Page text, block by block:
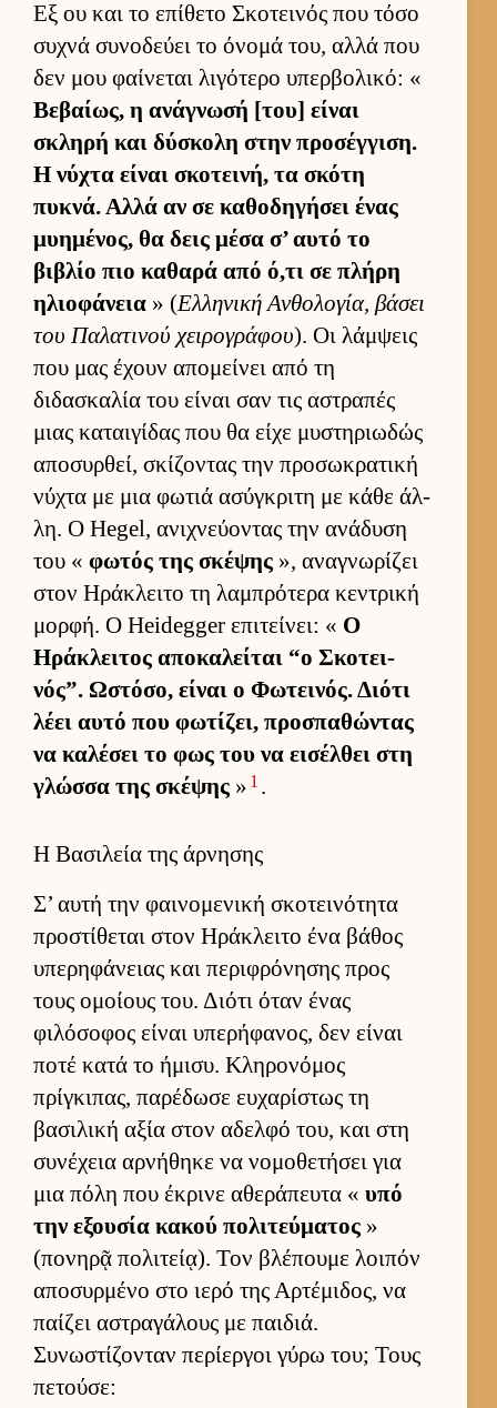
Εξ ου και το επίθετο Σκοτει­νός που τόσο
συχνά συνοδεύει το όνομά του, αλλά που
δεν μου φαί­νεται λιγότερο υπερ­βολικό: «
Βεβαί­ως, η ανάγνωσή [του] εί­ναι
σκληρή και δύσκολη στην προσέγ­γιση.
Η νύχτα εί­ναι σκοτει­νή, τα σκότη
πυκνά. Αλλά αν σε καθοδηγήσει ένας
μυημένος, θα δεις μέσα σ’ αυτό το
βιβλίο πιο καθαρά από ό,τι σε πλήρη
ηλιο­φάνεια » (Ελ­ληνική Αν­θολογία, βάσει
του Παλατινού χει­ρογράφου). Οι λάμ­ψεις
που μας έχουν απομεί­νει από τη
διδασκαλία του εί­ναι σαν τις αστραπές
μιας καται­γίδας που θα είχε μυστηριω­δώς
αποσυρ­θεί, σκίζοντας την προσωκρατική
νύχτα με μια φωτιά ασύγκριτη με κάθε άλ­
λη. Ο Hegel, ανιχνεύ­οντας την ανάδυση
του « φωτός της σκέψης », αναγνωρίζει
στον Ηράκλειτο τη λαμπρότερα κεντρική
μορ­φή. Ο Heidegger επιτεί­νει: « Ο
Ηράκλει­τος αποκαλεί­ται “ο Σκοτει­
νός”. Ωστόσο, εί­ναι ο Φωτει­νός. Διότι
λέει αυτό που φωτίζει, προσπαθώντας
να καλέσει το φως του να ει­σέλ­θει στη
γλώσσα της σκέψης » 1 .
Η Βασιλεία της άρνησης
Σ’ αυτή την φαι­νομενική σκοτει­νότητα
προστίθεται στον Ηράκλειτο ένα βάθος
υπερηφάνειας και περιφρόνησης προς
τους ομοί­ους του. Διότι όταν ένας
φιλόσοφος εί­ναι υπερήφανος, δεν εί­ναι
ποτέ κατά το ήμισυ. Κληρονόμος
πρίγκιπας, παρέδωσε ευ­χαρίστως τη
βασιλική αξία στον αδελφό του, και στη
συνέχεια αρ­νήθηκε να νομοθετήσει για
μια πόλη που έκρινε αθεράπευτα « υπό
την εξου­σία κακού πολιτεύ­ματος »
(πονηρᾷ πολιτεί­ᾳ). Τον βλέπουμε λοι­πόν
αποσυρ­μένο στο ιερό της Αρ­τέμιδος, να
παί­ζει αστραγάλους με παι­διά.
Συνωστίζονταν περίερ­γοι γύρω του; Τους
πετού­σε: